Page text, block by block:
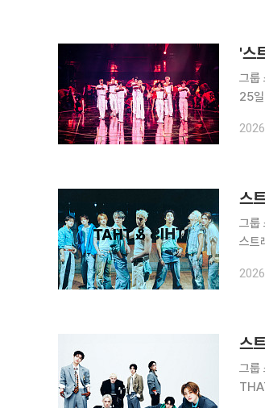
'스
그룹
25
일
스
그룹
스트
뚜렷
스
그룹
THAT)'이